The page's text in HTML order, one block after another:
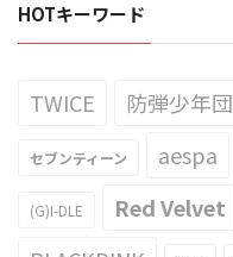
HOTキーワード
TWICE 防弾少年団
セブンティーン aespa
(G)I-DLE Red Velvet